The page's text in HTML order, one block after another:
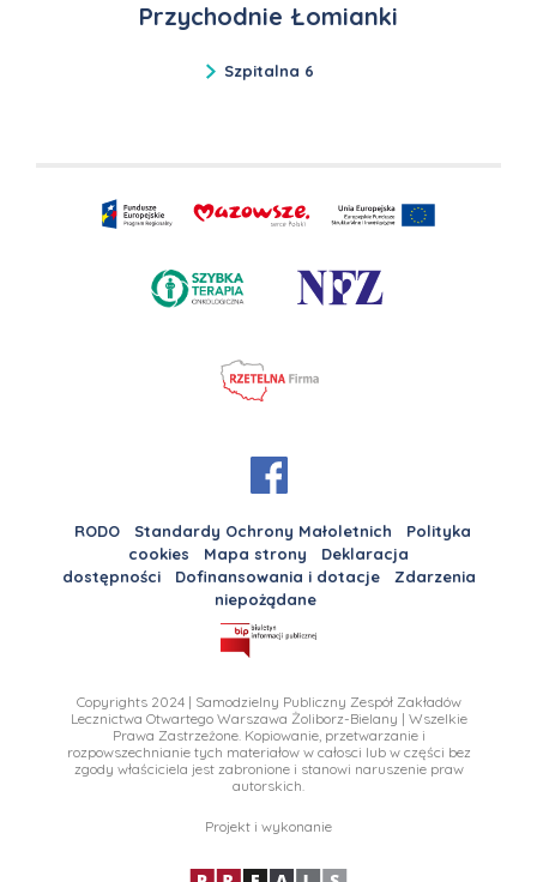
Przychodnie Łomianki
Szpitalna 6
RODO Standardy Ochrony Małoletnich
Polityka
cookies
Mapa strony
Deklaracja
dostępności
Dofinansowania i dotacje
Zdarzenia
niepożądane
Copyrights 2024 | Samodzielny Publiczny Zespół Zakładów
Lecznictwa Otwartego Warszawa Żoliborz-Bielany | Wszelkie
Prawa Zastrzeżone. Kopiowanie, przetwarzanie i
rozpowszechnianie tych materiałow w całosci lub w części bez
zgody właściciela jest zabronione i stanowi naruszenie praw
autorskich.
Projekt i wykonanie